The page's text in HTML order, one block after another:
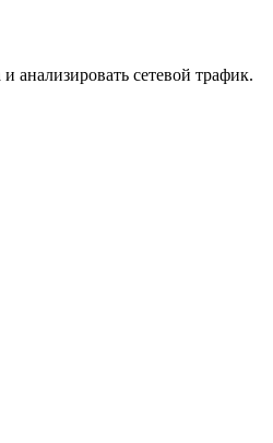
анализировать сетевой трафик.